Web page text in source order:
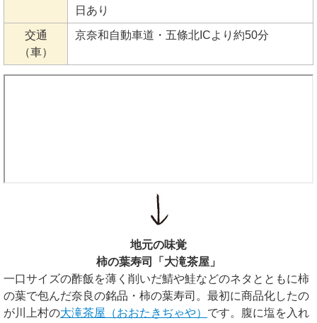
日あり
交通
（車）
京奈和自動車道・五條北ICより約50分
地元の味覚
柿の葉寿司「大滝茶屋」
一口サイズの酢飯を薄く削いだ鯖や鮭などのネタとともに柿
の葉で包んだ奈良の銘品・柿の葉寿司。最初に商品化したの
が川上村の大滝茶屋（おおたきぢゃや） です。腹に塩を入れ